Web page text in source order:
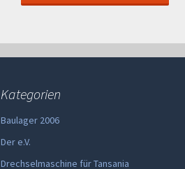
Kategorien
Baulager 2006
Der e.V.
Drechselmaschine für Tansania